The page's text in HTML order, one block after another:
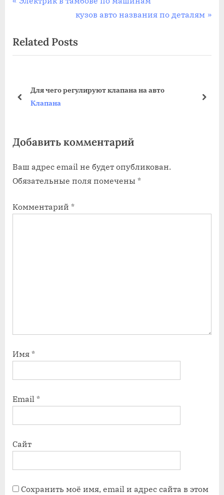
записям
v
i
s
s
:
N
x
t
кузов авто названия по деталям
Related Posts
Для чего регулируют клапана на авто
Клапана
prev next
Добавить комментарий
Ваш адрес email не будет опубликован.
Обязательные поля помечены *
Комментарий *
Имя *
Email *
Сайт
Сохранить моё имя, email и адрес сайта в этом